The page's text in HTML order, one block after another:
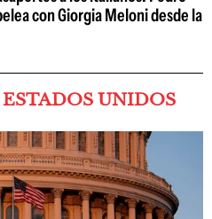
con Giorgia Meloni desde la
UNIDOS